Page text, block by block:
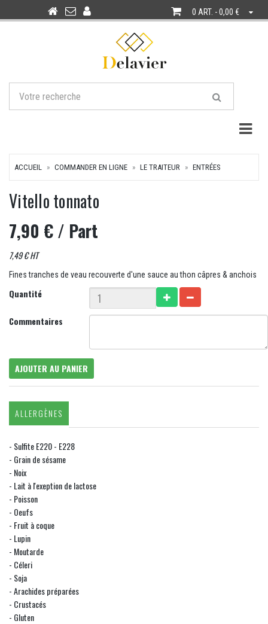
0 ART. - 0,00 €
ACCUEIL COMMANDER EN LIGNE LE TRAITEUR ENTRÉES
Vitello tonnato
7,90 €/ Part
7,49 € HT
Fines tranches de veau recouverte d'une sauce au thon câpres & anchois
Quantité
Commentaires
AJOUTER AU PANIER
ALLERGÈNES
- Sulfite E220 - E228
- Grain de sésame
- Noix
- Lait à l'exeption de lactose
- Poisson
- Oeufs
- Fruit à coque
- Lupin
- Moutarde
- Céleri
- Soja
- Arachides préparées
- Crustacés
- Gluten